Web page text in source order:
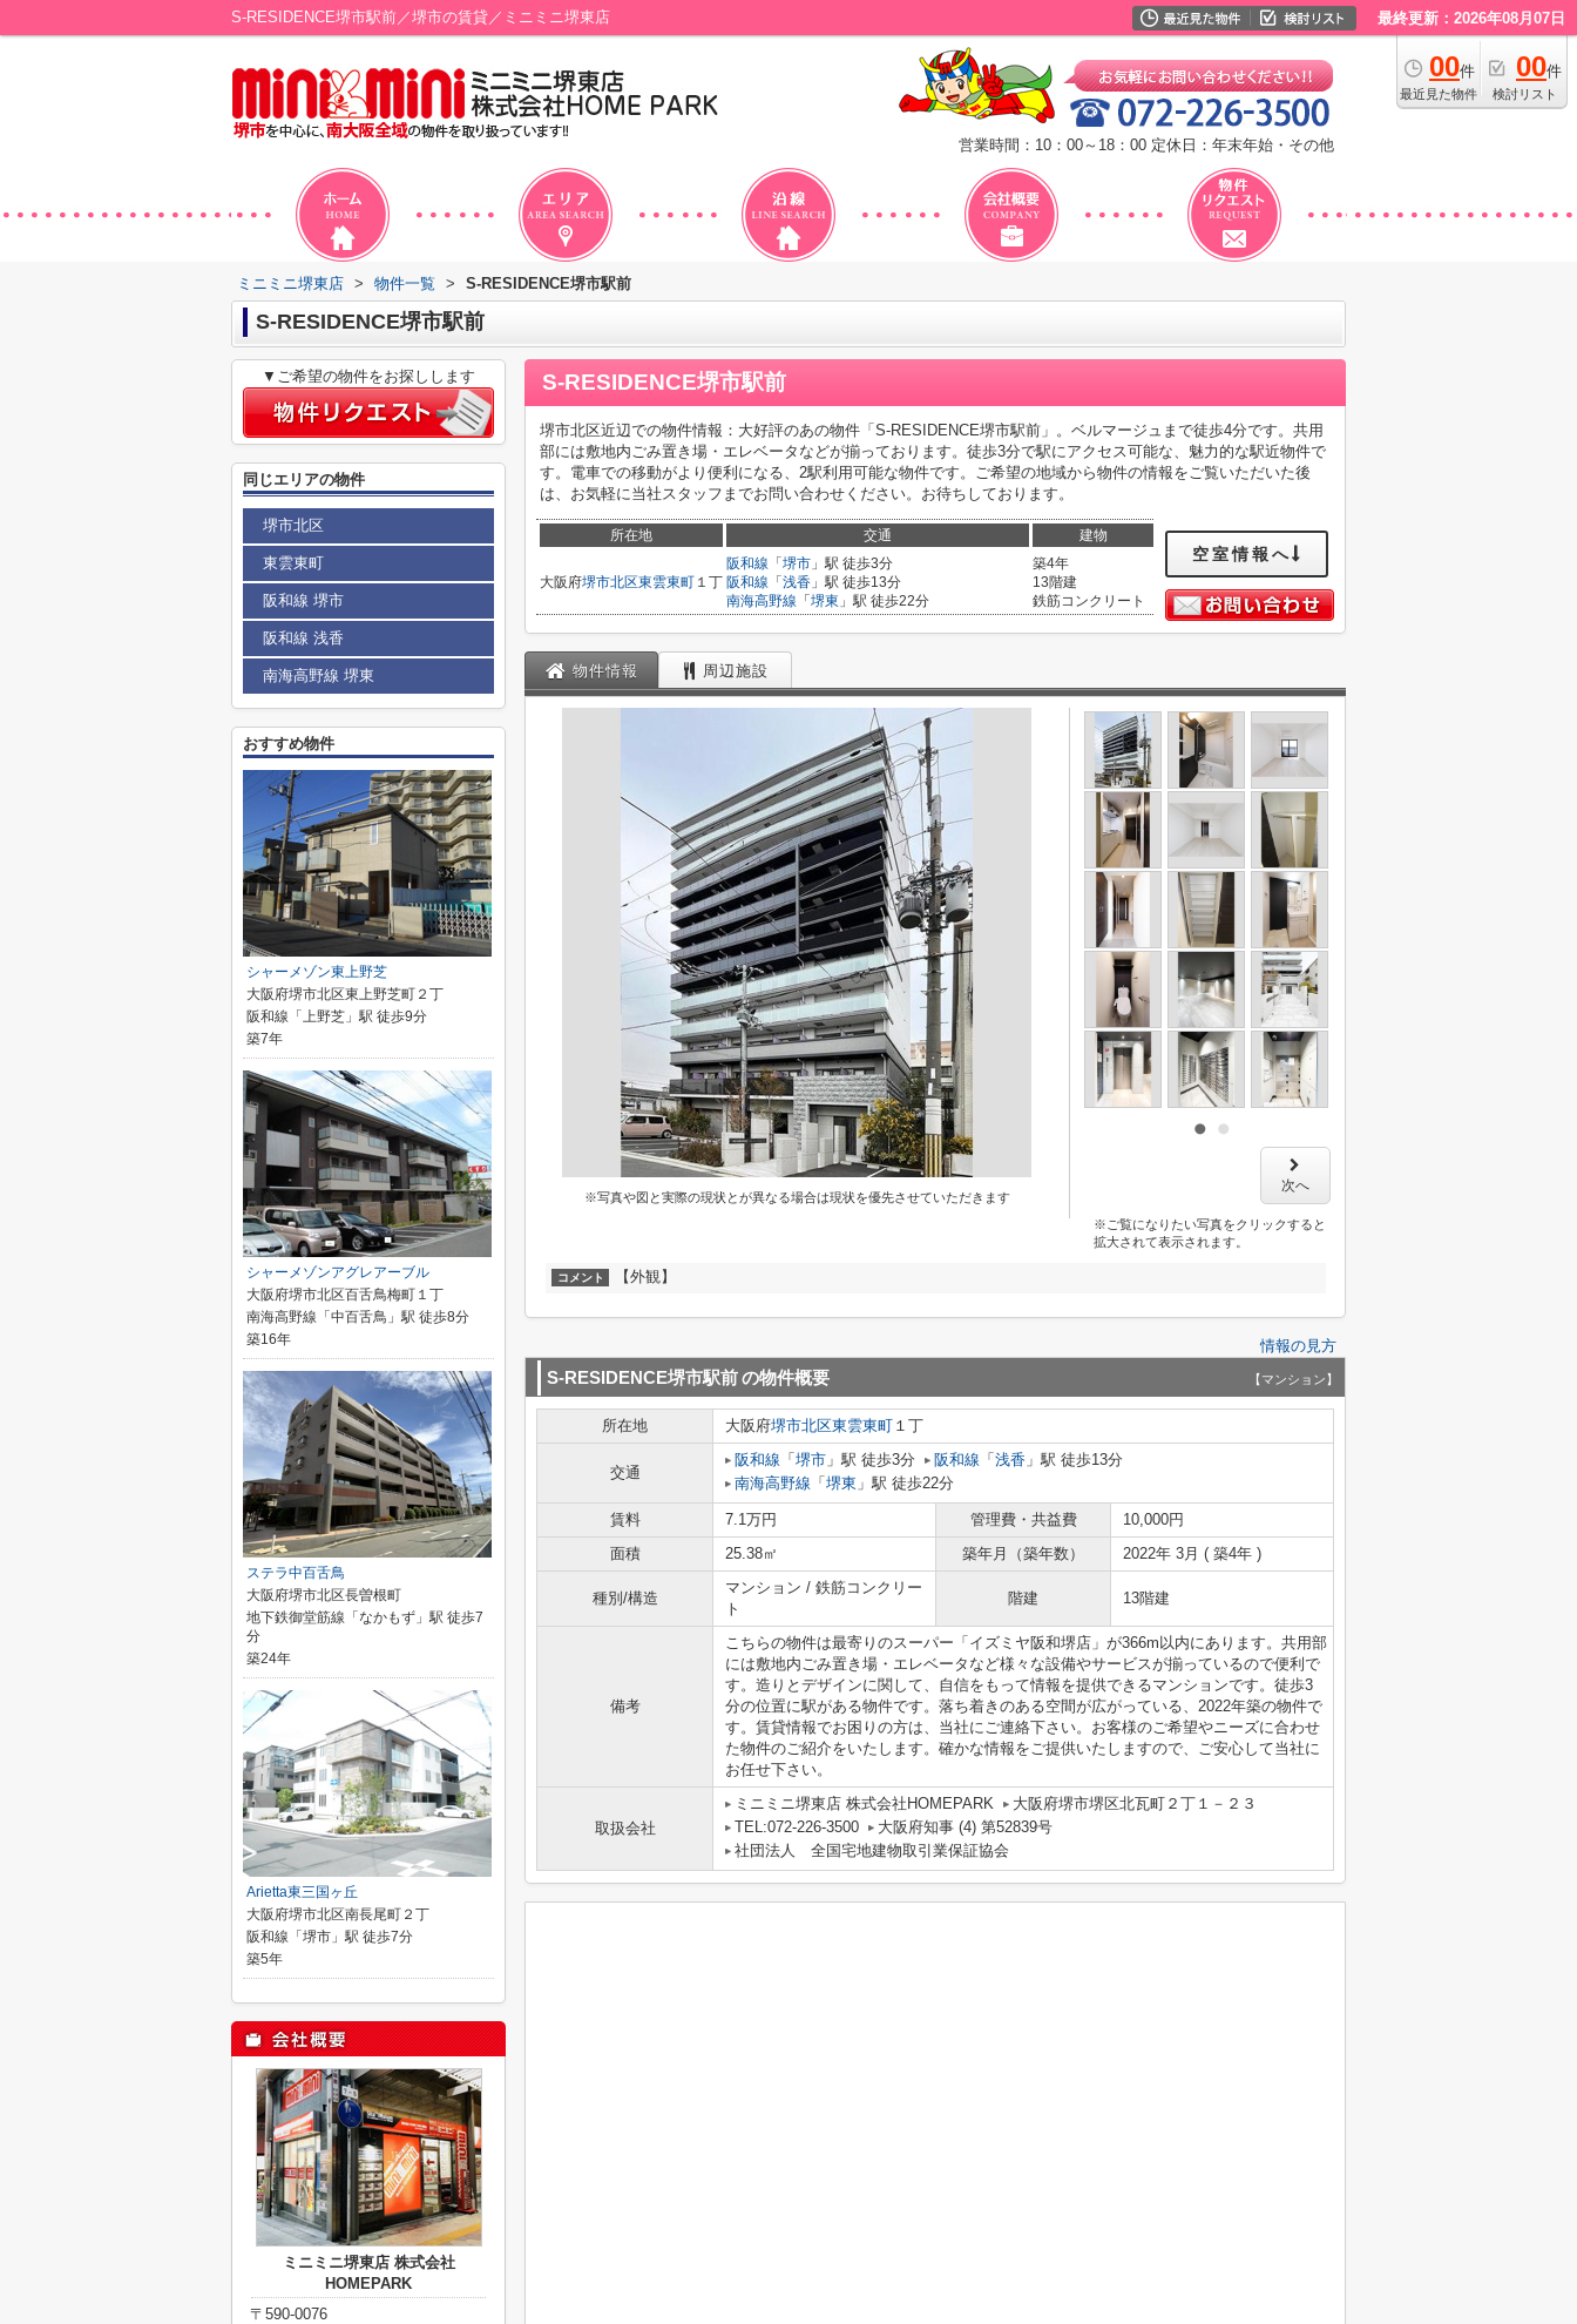
S-RESIDENCE堺市駅前／堺市の賃貸／ミニミニ堺東店 最終更新：2026年08月07日
00件
最近見た物件
00件
検討リスト
営業時間：10：00～18：00 定休日：年末年始・その他
ミニミニ堺東店 > 物件一覧 > S-RESIDENCE堺市駅前
S-RESIDENCE堺市駅前
S-RESIDENCE堺市駅前
堺市北区近辺での物件情報：大好評のあの物件「S-RESIDENCE堺市駅前」。ベルマージュまで徒歩4分です。共用
部には敷地内ごみ置き場・エレベータなどが揃っております。徒歩3分で駅にアクセス可能な、魅力的な駅近物件で
す。電車での移動がより便利になる、2駅利用可能な物件です。ご希望の地域から物件の情報をご覧いただいた後
は、お気軽に当社スタッフまでお問い合わせください。お待ちしております。
所在地 交通 建物
大阪府堺市北区東雲東町 １丁
阪和線 「 堺市 」駅 徒歩3分
阪和線 「 浅香 」駅 徒歩13分
南海高野線 「 堺東 」駅 徒歩22分
築4年
13階建
鉄筋コンクリート
空室情報へ
物件情報 周辺施設
※写真や図と実際の現状とが異なる場合は現状を優先させていただきます
次へ
※ご覧になりたい写真をクリックすると
拡大されて表示されます。
コメント 【外観】
情報の見方
S-RESIDENCE堺市駅前の物件概要 【マンション】
所在地 大阪府堺市北区東雲東町 １丁
交通
阪和線 「 堺市 」駅 徒歩3分 阪和線 「 浅香 」駅 徒歩13分
南海高野線 「 堺東 」駅 徒歩22分
賃料 7.1万円 管理費・共益費
10,000円
面積
25.38㎡ 築年月（築年数） 2022年 3月 ( 築4年 )
種別/構造
マンション / 鉄筋コンクリー
ト
階建 13階建
備考
こちらの物件は最寄りのスーパー「イズミヤ阪和堺店」が366m以内にあります。共用部
には敷地内ごみ置き場・エレベータなど様々な設備やサービスが揃っているので便利で
す。造りとデザインに関して、自信をもって情報を提供できるマンションです。徒歩3
分の位置に駅がある物件です。落ち着きのある空間が広がっている、2022年築の物件で
す。賃貸情報でお困りの方は、当社にご連絡下さい。お客様のご希望やニーズに合わせ
た物件のご紹介をいたします。確かな情報をご提供いたしますので、ご安心して当社に
お任せ下さい。
取扱会社
ミニミニ堺東店 株式会社HOMEPARK
大阪府堺市堺区北瓦町２丁１－２３
TEL:072-226-3500
大阪府知事 (4) 第52839号
社団法人 全国宅地建物取引業保証協会
▼ご希望の物件をお探しします
同じエリアの物件
堺市北区
東雲東町
阪和線 堺市
阪和線 浅香
南海高野線 堺東
おすすめ物件
シャーメゾン東上野芝
大阪府堺市北区東上野芝町２丁
阪和線「上野芝」駅 徒歩9分
築7年
シャーメゾンアグレアーブル
大阪府堺市北区百舌鳥梅町１丁
南海高野線「中百舌鳥」駅 徒歩8分
築16年
ステラ中百舌鳥
大阪府堺市北区長曽根町
地下鉄御堂筋線「なかもず」駅 徒歩7
分
築24年
Arietta東三国ヶ丘
大阪府堺市北区南長尾町２丁
阪和線「堺市」駅 徒歩7分
築5年
ミニミニ堺東店 株式会社
HOMEPARK
〒590-0076